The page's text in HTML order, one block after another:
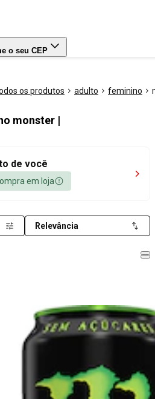
o seu CEP
os produtos adulto feminino
monster |
de você
em loja
Relevância